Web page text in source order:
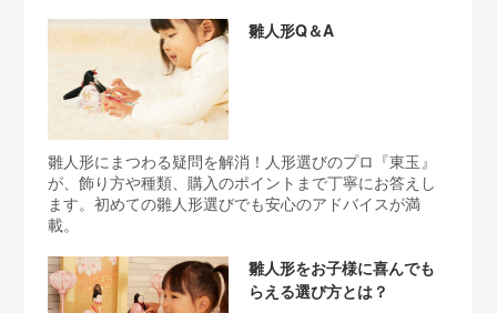
雛人形Q＆A
雛人形にまつわる疑問を解消！人形選びのプロ『東玉』
が、飾り方や種類、購入のポイントまで丁寧にお答えし
ます。初めての雛人形選びでも安心のアドバイスが満
載。
雛人形をお子様に喜んでも
らえる選び方とは？